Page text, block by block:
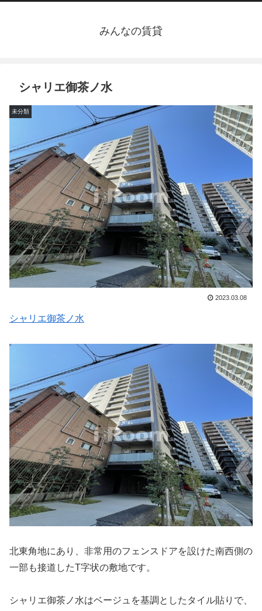
みんなの賃貸
シャリエ御茶ノ水
未分類
2023.03.08
シャリエ御茶ノ水
北東角地にあり、非常用のフェンスドアを設けた南西側の
一部も接道したT字状の敷地です。
シャリエ御茶ノ水はベージュを基調としたタイル貼りで、